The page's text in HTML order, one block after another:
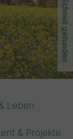
Schnell gefunden
Leben
& Projekte